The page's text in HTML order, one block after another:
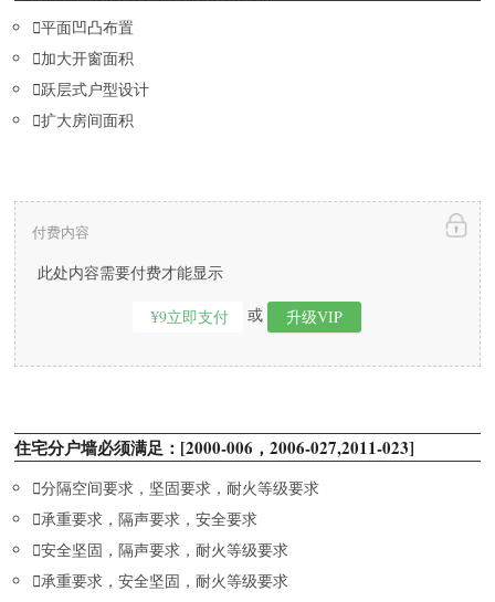
平面凹凸布置
加大开窗面积
跃层式户型设计
扩大房间面积
此处内容需要付费才能显示
¥9立即支付 或 升级VIP
付费内容
住宅分户墙必须满足：[2000-006，2006-027,2011-023]
分隔空间要求，坚固要求，耐火等级要求
承重要求，隔声要求，安全要求
安全坚固，隔声要求，耐火等级要求
承重要求，安全坚固，耐火等级要求